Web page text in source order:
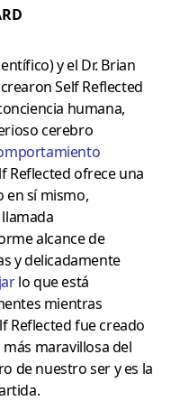
y el Dr. Brian
Self Reflected
humana,
cerebro
Reflected ofrece una
en sí mismo,
alcance de
y delicadamente
lo que está
mientras
Reflected fue creado
maravillosa del
de nuestro ser y es la